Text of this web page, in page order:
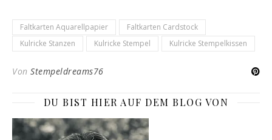
Faltkarten Aquarellpapier
Faltkarten Cardstock
Kulricke Stanzen
Kulricke Stempel Kulricke Stempelkissen
Von Stempeldreams76
DU BIST HIER AUF DEM BLOG VON